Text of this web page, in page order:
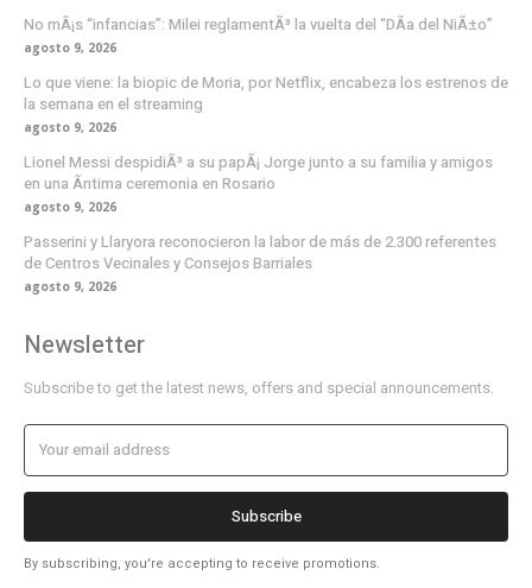
No mÃ¡s “infancias”: Milei reglamentÃ³ la vuelta del “DÃ­a del NiÃ±o”
agosto 9, 2026
Lo que viene: la biopic de Moria, por Netflix, encabeza los estrenos de
la semana en el streaming
agosto 9, 2026
Lionel Messi despidiÃ³ a su papÃ¡ Jorge junto a su familia y amigos
en una Ã­ntima ceremonia en Rosario
agosto 9, 2026
Passerini y Llaryora reconocieron la labor de más de 2.300 referentes
de Centros Vecinales y Consejos Barriales
agosto 9, 2026
Newsletter
Subscribe to get the latest news, offers and special announcements.
Subscribe
By subscribing, you're accepting to receive promotions.